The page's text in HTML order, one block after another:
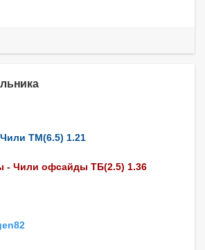
ТМ(6.5) 1.21
- Чили офсайды ТБ(2.5) 1.36